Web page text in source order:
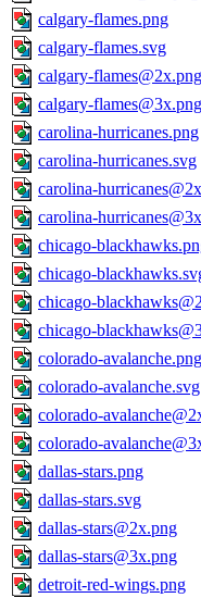
calgary-flames.png
calgary-flames.svg
calgary-flames@2x.png
calgary-flames@3x.png
carolina-hurricanes.png
carolina-hurricanes.svg
carolina-
carolina-
chicago-
chicago-
chicago-
chicago-
colorado-avalanche.png
colorado-avalanche.svg
colorado-
colorado-
dallas-stars.png
dallas-stars.svg
dallas-stars@2x.png
dallas-stars@3x.png
detroit-red-wings.png